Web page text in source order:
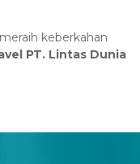
keberkahan
PT. Lintas Dunia